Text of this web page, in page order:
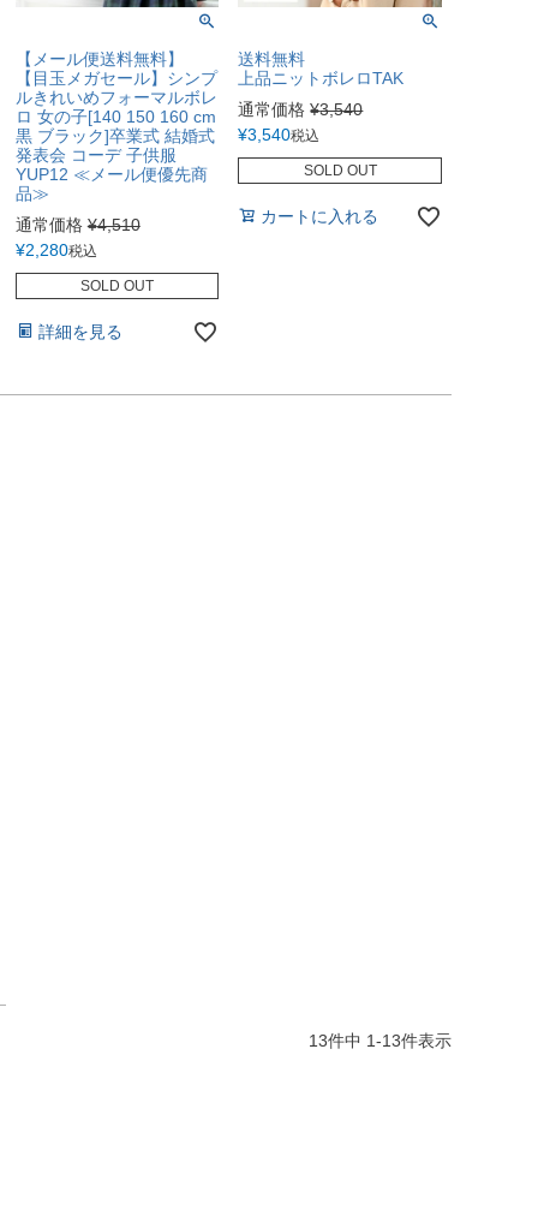
【メール便送料無料】
【目玉メガセール】シンプ
ルきれいめフォーマルボレ
ロ 女の子[140 150 160 cm
黒 ブラック]卒業式 結婚式
発表会 コーデ 子供服
YUP12 ≪メール便優先商
品≫
通常価格 ¥4,510
¥2,280税込
SOLD OUT
詳細を見る
送料無料
上品ニットボレロTAK
通常価格 ¥3,540
¥3,540税込
SOLD OUT
カートに入れる
13件中 1-13件表示